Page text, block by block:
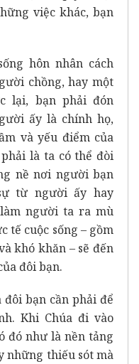
việc khác, bạn
hôn nhân cách
chồng, hay một
lại, bạn phải đón
ấy là chính họ,
và yếu điểm của
là ta có thể đòi
nề nơi người bạn
từ người ấy hay
người ta ra mù
tế cuộc sống – gồm
khó khăn – sẽ đến
đôi bạn.
bạn cần phải để
Khi Chúa đi vào
đó như là nền tảng
những thiếu sót mà